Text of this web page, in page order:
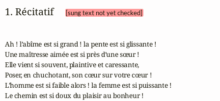
1. Récitatif [sung text not yet checked]
Ah ! l’abîme est si grand ! la pente est si glissante !
Une maîtresse aimée est si près d’une sœur !
Elle vient si souvent, plaintive et caressante,
Poser, en chuchotant, son cœur sur votre cœur !
L’homme est si faible alors ! la femme est si puissante !
Le chemin est si doux du plaisir au bonheur !